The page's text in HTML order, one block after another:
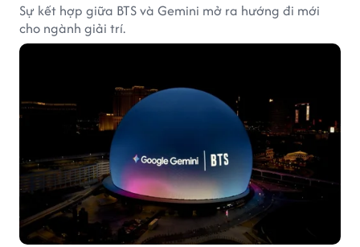
Sự kết hợp giữa BTS và Gemini mở ra hướng đi mới
cho ngành giải trí.